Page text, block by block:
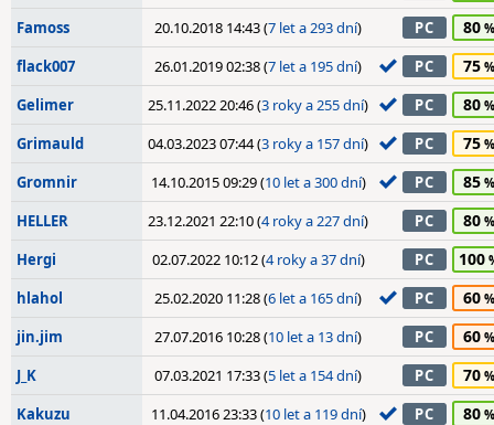
Famoss 20.10.2018 14:43 (7 let a 293 dní) PC 80
flack007 26.01.2019 02:38 (7 let a 195 dní) PC 75
Gelimer 25.11.2022 20:46 (3 roky a 255 dní) PC 80
Grimauld 04.03.2023 07:44 (3 roky a 157 dní) PC 75
Gromnir 14.10.2015 09:29 (10 let a 300 dní) PC 85
HELLER 23.12.2021 22:10 (4 roky a 227 dní) PC 80
Hergi 02.07.2022 10:12 (4 roky a 37 dní) PC 100
hlahol 25.02.2020 11:28 (6 let a 165 dní) PC 60
jin.jim 27.07.2016 10:28 (10 let a 13 dní) PC 60
J_K 07.03.2021 17:33 (5 let a 154 dní) PC 70
Kakuzu 11.04.2016 23:33 (10 let a 119 dní) PC 80